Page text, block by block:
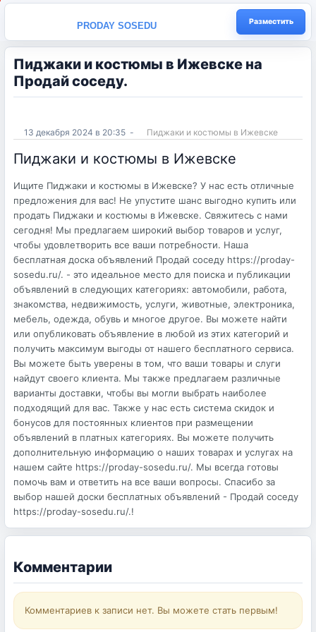
PRODAY SOSEDU Разместить
Пиджаки и костюмы в Ижевске на
Продай соседу.
13 декабря 2024 в 20:35 - Пиджаки и костюмы в Ижевске
Пиджаки и костюмы в Ижевске
Ищите Пиджаки и костюмы в Ижевске? У нас есть отличные
предложения для вас! Не упустите шанс выгодно купить или
продать Пиджаки и костюмы в Ижевске. Свяжитесь с нами
сегодня! Мы предлагаем широкий выбор товаров и услуг,
чтобы удовлетворить все ваши потребности. Наша
бесплатная доска объявлений Продай соседу https://proday-
sosedu.ru/. - это идеальное место для поиска и публикации
объявлений в следующих категориях: автомобили, работа,
знакомства, недвижимость, услуги, животные, электроника,
мебель, одежда, обувь и многое другое. Вы можете найти
или опубликовать объявление в любой из этих категорий и
получить максимум выгоды от нашего бесплатного сервиса.
Вы можете быть уверены в том, что ваши товары и слуги
найдут своего клиента. Мы также предлагаем различные
варианты доставки, чтобы вы могли выбрать наиболее
подходящий для вас. Также у нас есть система скидок и
бонусов для постоянных клиентов при размещении
объявлений в платных категориях. Вы можете получить
дополнительную информацию о наших товарах и услугах на
нашем сайте https://proday-sosedu.ru/. Мы всегда готовы
помочь вам и ответить на все ваши вопросы. Спасибо за
выбор нашей доски бесплатных объявлений - Продай соседу
https://proday-sosedu.ru/.!
Комментарии
Комментариев к записи нет. Вы можете стать первым!